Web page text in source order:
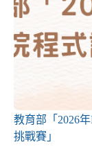
教育部「2026
挑戰賽」